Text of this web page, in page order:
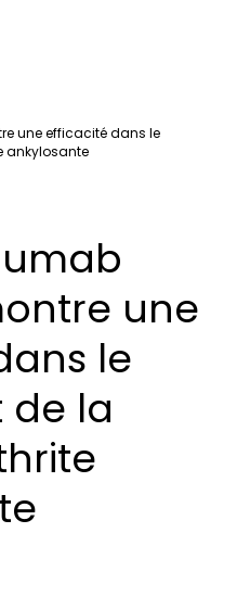
une efficacité dans le
ankylosante
une
le
la